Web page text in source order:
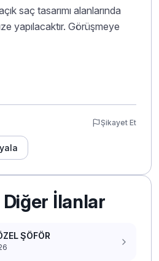
saç tasarımı alanlarında
yapılacaktır. Görüşmeye
Şikayet Et
İlanlar
ŞÖFÖR